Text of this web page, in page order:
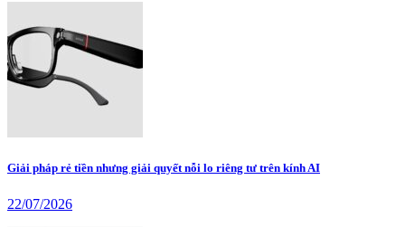
Giải pháp rẻ tiền nhưng giải quyết nỗi lo riêng tư trên kính AI
22/07/2026